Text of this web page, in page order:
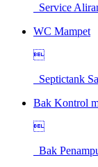
Service
WC Mampet

Septictank
Bak Kontrol

Bak